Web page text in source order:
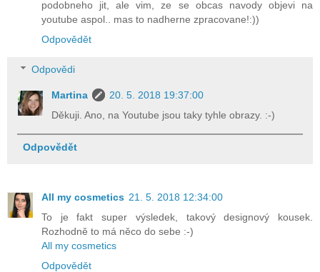
podobneho jit, ale vim, ze se obcas navody objevi na
youtube aspol.. mas to nadherne zpracovane!:))
Odpovědět
Odpovědi
Martina
20. 5. 2018 19:37:00
Děkuji. Ano, na Youtube jsou taky tyhle obrazy. :-)
Odpovědět
All my cosmetics 21. 5. 2018 12:34:00
To je fakt super výsledek, takový designový kousek.
Rozhodně to má něco do sebe :-)
All my cosmetics
Odpovědět